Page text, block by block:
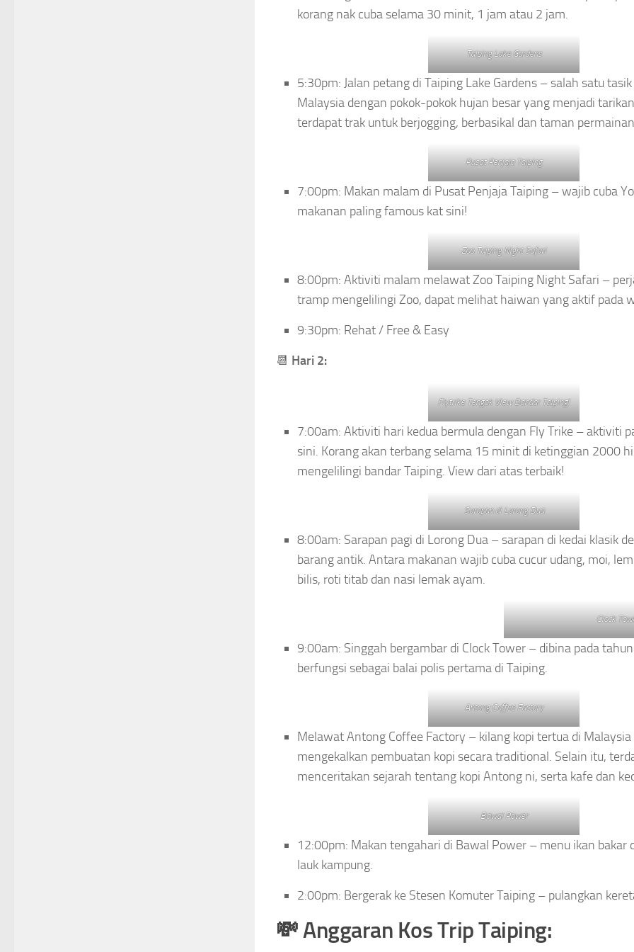
korang nak cuba selama 30 minit, 1 jam atau 2 jam.
Taiping Lake Gardens
5:30pm: Jalan petang di Taiping Lake Gardens – salah satu
Malaysia dengan pokok-pokok hujan besar yang menjadi
terdapat trak untuk berjogging, berbasikal dan taman
Pusat Penjaja Taiping
7:00pm: Makan malam di Pusat Penjaja Taiping – wajib cuba
makanan paling famous kat sini!
Zoo Taiping Night Safari
8:00pm: Aktiviti malam melawat Zoo Taiping Night Safari –
tramp mengelilingi Zoo, dapat melihat haiwan yang aktif pada
9:30pm: Rehat / Free & Easy
📆 Hari 2:
Flytrike Tengok View Bandar Taiping!
7:00am: Aktiviti hari kedua bermula dengan Fly Trike – aktiviti
sini. Korang akan terbang selama 15 minit di ketinggian 2000
mengelilingi bandar Taiping. View dari atas terbaik!
Sarapan di Lorong Dua
8:00am: Sarapan pagi di Lorong Dua – sarapan di kedai klasik
barang antik. Antara makanan wajib cuba cucur udang, moi,
bilis, roti titab dan nasi lemak ayam.
Clock
9:00am: Singgah bergambar di Clock Tower – dibina pada
berfungsi sebagai balai polis pertama di Taiping.
Antong Coffee Factory
Melawat Antong Coffee Factory – kilang kopi tertua di
mengekalkan pembuatan kopi secara traditional. Selain itu,
menceritakan sejarah tentang kopi Antong ni, serta kafe dan
Bawal Power
12:00pm: Makan tengahari di Bawal Power – menu ikan bakar
lauk kampung.
2:00pm: Bergerak ke Stesen Komuter Taiping – pulangkan
💸 Anggaran Kos Trip Taiping: